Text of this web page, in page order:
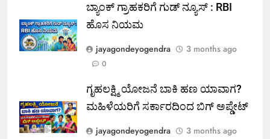
ಬ್ಯಾಂಕ್ ಗ್ರಾಹಕರಿಗೆ ಗುಡ್ ನ್ಯೂಸ್ : RBI
ಹೊಸ ನಿಯಮ
jayagondeyogendra
3 months ago
0
ಗೃಹಲಕ್ಷ್ಮಿ ಯೋಜನೆ ಬಾಕಿ ಹಣ ಯಾವಾಗ?
ಮಹಿಳೆಯರಿಗೆ ಸರ್ಕಾರದಿಂದ ಬಿಗ್ ಅಪ್ಡೇಟ್
jayagondeyogendra
3 months ago